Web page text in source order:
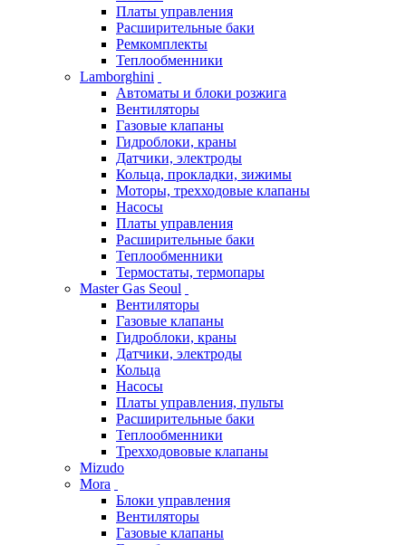
Платы управления
Расширительные баки
Ремкомплекты
Теплообменники
Lamborghini
Автоматы и блоки розжига
Вентиляторы
Газовые клапаны
Гидроблоки, краны
Датчики, электроды
Кольца, прокладки, зижимы
Моторы, трехходовые клапаны
Насосы
Платы управления
Расширительные баки
Теплообменники
Термостаты, термопары
Master Gas Seoul
Вентиляторы
Газовые клапаны
Гидроблоки, краны
Датчики, электроды
Кольца
Насосы
Платы управления, пульты
Расширительные баки
Теплообменники
Трехходововые клапаны
Mizudo
Mora
Блоки управления
Вентиляторы
Газовые клапаны